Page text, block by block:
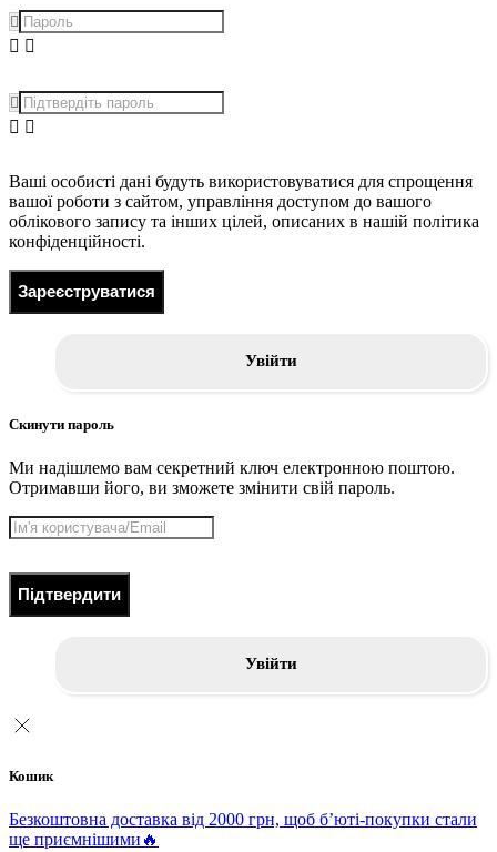
Ваші особисті дані будуть використовуватися для спрощення
вашої роботи з сайтом, управління доступом до вашого
облікового запису та інших цілей, описаних в нашій політика
конфіденційності.
Зареєструватися
Увійти
Скинути пароль
Ми надішлемо вам секретний ключ електронною поштою.
Отримавши його, ви зможете змінити свій пароль.
Підтвердити
Увійти
Кошик
Безкоштовна доставка від 2000 грн, щоб б’юті-покупки стали
ще приємнішими🔥